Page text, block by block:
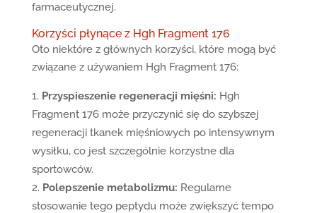
farmaceutycznej.
Korzyści płynące z Hgh Fragment 176
Oto niektóre z głównych korzyści, które mogą być
związane z używaniem Hgh Fragment 176:
Przyspieszenie regeneracji mięśni: Hgh
Fragment 176 może przyczynić się do szybszej
regeneracji tkanek mięśniowych po intensywnym
wysiłku, co jest szczególnie korzystne dla
sportowców.
Polepszenie metabolizmu: Regularne
stosowanie tego peptydu może zwiększyć tempo